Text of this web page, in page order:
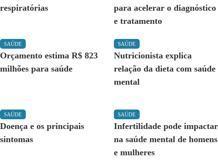
respiratórias
para acelerar o diagnóstico
e tratamento
SAÚDE
Orçamento estima R$ 823
milhões para saúde
SAÚDE
Nutricionista explica
relação da dieta com saúde
mental
SAÚDE
Doença e os principais
sintomas
SAÚDE
Infertilidade pode impactar
na saúde mental de homens
e mulheres